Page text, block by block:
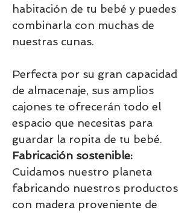
habitación de tu bebé y puedes
combinarla con muchas de
nuestras cunas.
Perfecta por su gran capacidad
de almacenaje, sus amplios
cajones te ofrecerán todo el
espacio que necesitas para
guardar la ropita de tu bebé.
Fabricación sostenible:
Cuidamos nuestro planeta
fabricando nuestros productos
con madera proveniente de